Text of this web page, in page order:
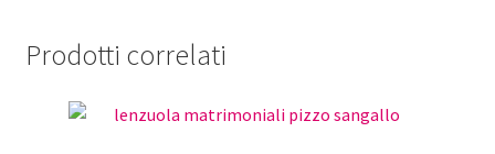
Prodotti correlati